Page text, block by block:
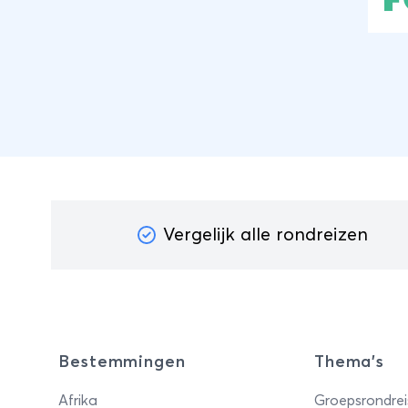
Vergelijk alle rondreizen
Bestemmingen
Afrika
Thema's